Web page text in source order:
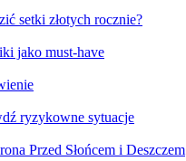
setki złotych rocznie?
jako must-have
ryzykowne sytuacje
Przed Słońcem i Deszczem